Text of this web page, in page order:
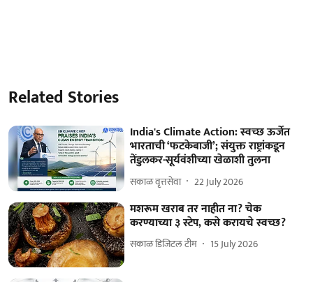
Related Stories
India's Climate Action: स्वच्छ ऊर्जेत
भारताची ‘फटकेबाजी’; संयुक्त राष्ट्रांकडून
तेंडुलकर-सूर्यवंशीच्या खेळाशी तुलना
सकाळ वृत्तसेवा 22 July 2026
मशरूम खराब तर नाहीत ना? चेक
करण्याच्या ३ स्टेप, कसे करायचे स्वच्छ?
सकाळ डिजिटल टीम 15 July 2026